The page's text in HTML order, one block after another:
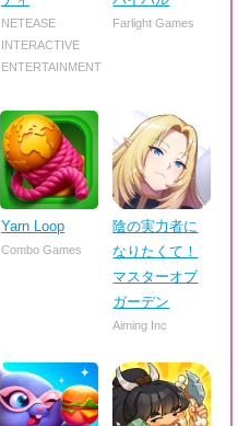
NETEASE
INTERACTIVE
ENTERTAINMENT
Farlight Games
Yarn Loop
Combo Games
陰の実力者に
なりたくて！
マスターオブ
ガーデン
Aiming Inc